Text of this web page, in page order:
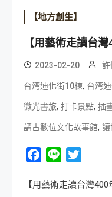
【地方創生】
【用藝術走讀台
2023-02-20 許
台湾迪化街10棟, 台湾
微光書旅, 打卡景點, 插
講古數位文化故事館, 讓
Facebook
Line
【用藝術走讀台灣